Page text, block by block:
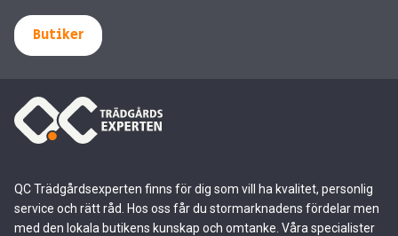
QC Trädgårdsexperten finns för dig som vill ha kvalitet, personlig
service och rätt råd. Hos oss får du stormarknadens fördelar men
med den lokala butikens kunskap och omtanke. Våra specialister
Butiker